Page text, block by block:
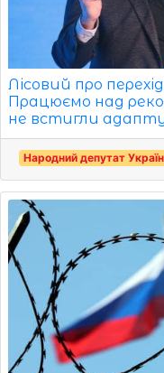
Лісовий про
Працюємо над
не встигли
Народний депутат